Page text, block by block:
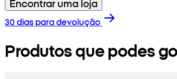
Encontrar uma loja
30 dias para devolução
Produtos que podes